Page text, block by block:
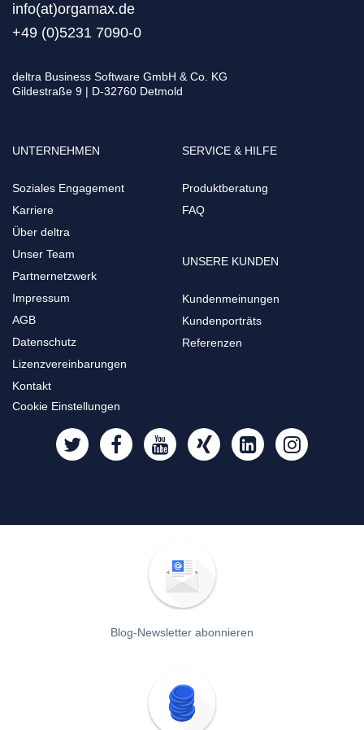
info(at)orgamax.de
+49 (0)5231 7090-0
deltra Business Software GmbH & Co. KG
Gildestraße 9 | D-32760 Detmold
UNTERNEHMEN
Soziales Engagement
Karriere
Über deltra
Unser Team
Partnernetzwerk
Impressum
AGB
Datenschutz
Lizenzvereinbarungen
Kontakt
SERVICE & HILFE
Produktberatung
FAQ
UNSERE KUNDEN
Kundenmeinungen
Kundenporträts
Referenzen
Cookie Einstellungen
Blog-Newsletter abonnieren